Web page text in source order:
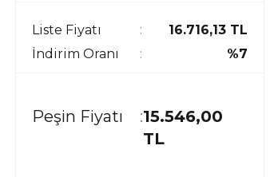
Liste Fiyatı
16.716,13 TL
İndirim Oranı
%7
Peşin Fiyatı
15.546,00
TL